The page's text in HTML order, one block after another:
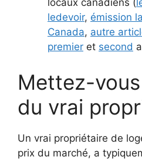
locaux canadiens (
ledevoir, émission
Canada, autre
premier et second
Mettez-
du vrai
Un vrai propriétaire de
prix du marché, a